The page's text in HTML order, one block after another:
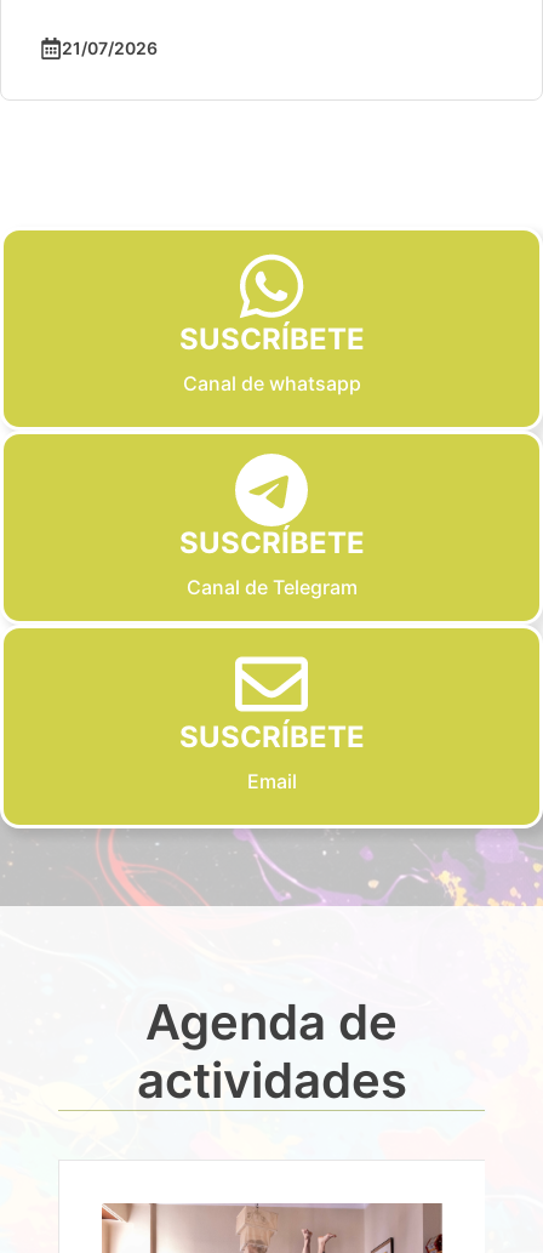
21/07/2026
SUSCRÍBETE
Canal de whatsapp
SUSCRÍBETE
Canal de Telegram
SUSCRÍBETE
Email
Agenda de
actividades